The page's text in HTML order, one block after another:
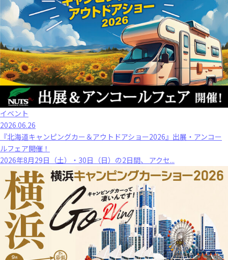
イベント
2026.06.26
『北海道キャンピングカー＆アウトドアショー2026』出展・アンコー
ルフェア開催！
2026年8月29日（土）・30日（日）の2日間、 アクセ...